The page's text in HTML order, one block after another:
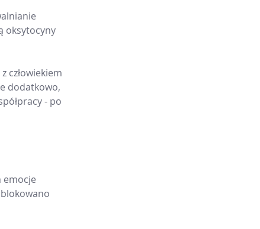
oksytocyny
człowiekiem
dodatkowo,
- po
emocje